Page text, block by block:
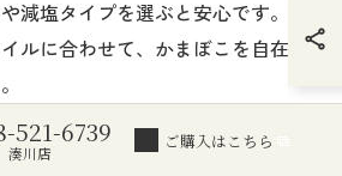
減塩タイプを選ぶと安心です。家
ルに合わせて、かまぼこを自在に
消費メニューの実例紹介
521-6739
湊川店
ご購入はこちら